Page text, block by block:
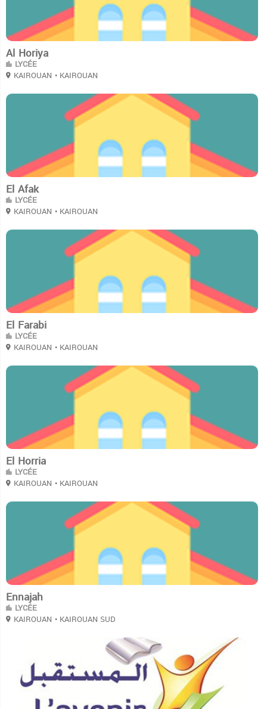
Al Horiya
LYCÉE
KAIROUAN • KAIROUAN
El Afak
LYCÉE
KAIROUAN • KAIROUAN
El Farabi
LYCÉE
KAIROUAN • KAIROUAN
El Horria
LYCÉE
KAIROUAN • KAIROUAN
Ennajah
LYCÉE
KAIROUAN • KAIROUAN SUD